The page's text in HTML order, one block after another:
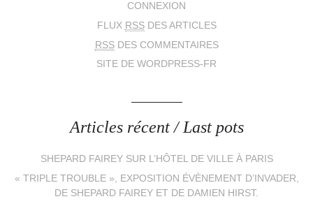
CONNEXION
FLUX RSSDES ARTICLES
RSSDES COMMENTAIRES
SITE DE WORDPRESS-FR
Articles récent / Last pots
SHEPARD FAIREY SUR L’HÔTEL DE VILLE À PARIS
« TRIPLE TROUBLE », EXPOSITION ÉVÈNEMENT D’INVADER,
DE SHEPARD FAIREY ET DE DAMIEN HIRST.